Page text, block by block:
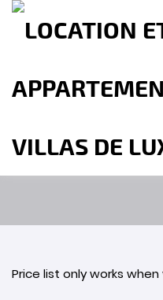
PRICING
Tanger
Pricing
Price list only works